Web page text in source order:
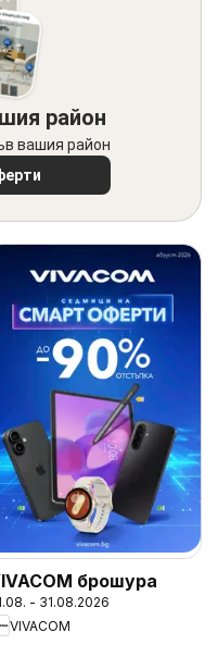
район
вашия район
брошура
- 31.08.2026
VIVACOM